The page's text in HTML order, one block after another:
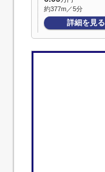
約377m／5分
詳細を見る